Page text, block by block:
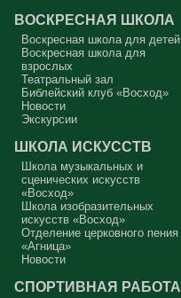
Что важно знать
родителям про ОРВИ
Все статьи
ВОСКРЕСНАЯ ШКОЛА
Воскресная школа для детей
Воскресная школа для
взрослых
Театральный зал
Библейский клуб «Восход»
Новости
Экскурсии
ШКОЛА ИСКУССТВ
Школа музыкальных и
сценических искусств
«Восход»
Школа изобразительных
искусств «Восход»
Отделение церковного пения
«Агница»
Новости
СПОРТИВНАЯ РАБОТА